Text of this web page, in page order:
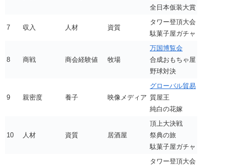
全日本仮装大賞
7 収入 人材 資質
タワー登頂大会
駄菓子屋ガチャ
8 商戦 商会経験値 牧場
万国博覧会
合成おもちゃ屋
野球対決
9 親密度 養子 映像メディア
グローバル貿易
質屋王
純白の花嫁
10 人材 資質 居酒屋
頂上大決戦
祭典の旅
駄菓子屋ガチャ
タワー登頂大会